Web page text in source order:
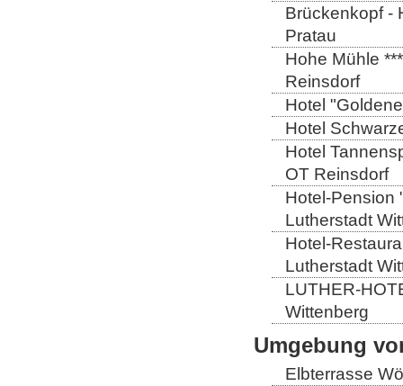
Brückenkopf -
Pratau
Hohe Mühle
Reinsdorf
Hotel
Hotel
Hotel
OT Reinsdorf
Hotel-Pension
Lutherstadt
Hotel-
Lutherstadt
LUTHER-
Wittenberg
Umgebung
Elbterrasse